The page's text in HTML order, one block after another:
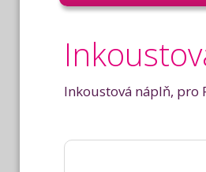
Inkoustová náplň, pro